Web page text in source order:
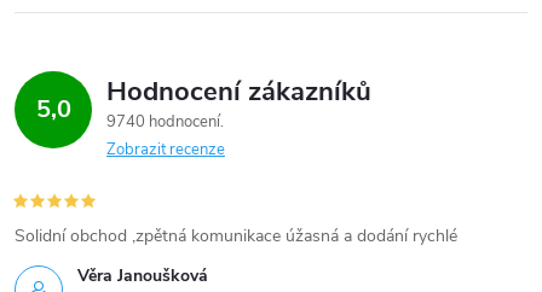
5,0 Hodnocení zákazníků
9740 hodnocení
Zobrazit recenze
Věra Janoušková
Solidní obchod ,zpětná komunikace úžasná a dodání rychlé